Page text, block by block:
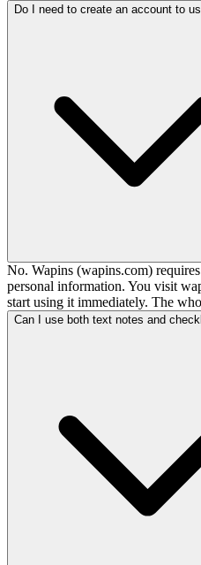
Do I need to create an account to
No. Wapins (wapins.com)
personal information. You visit
start using it immediately. The
Can I use both text notes and